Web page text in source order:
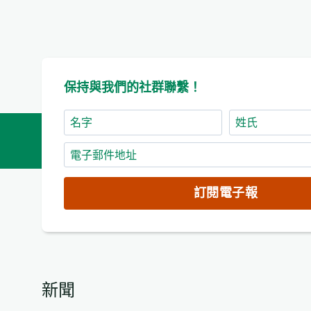
保持與我們的社群聯繫！
名
字
姓
氏
電
子
件
填)
訂閱電子報
新聞